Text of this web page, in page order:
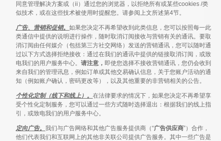
同意管理解决方案或（ii）通过您的浏览器，以拒绝所有或某些cookies /类
似技术，或在这些技术被使用时提醒您。请参阅上文所述第4节。
广告、营销和促销。 如果您决定不再希望收到此类信息，您可以按照每一此
类通信中提供的说明进行操作，随时取消订阅接收与营销有关的通讯。要取
消订阅由任何媒介（包括第三方社交网络）发送的营销通讯，您可以随时通
过以下方式选择拒绝接收：通过在我们的通讯中提供的链接取消订阅，或致
电我们的用户服务中心。 请注意， 即使您选择不接收营销通讯，您仍会收到
来自我们的管理讯息，例如订单或其他交易确认信息，关于您账户活动的通
知（例如账户确认，密码更改等），以及其他重要的非营销相关的公告。
个性化定制（线下和线上）。 在法律要求的情况下，如果您决定不再希望享
受个性化定制服务，您可以通过一些方式随时选择退出：根据我们的线上指
引，或致电我们的用户服务中心。
定向广告。 我们与广告网络和其他广告服务提供商（“广告供应商”）合作，
他们代表我们和互联网上的其他非关联公司提供广告服务。其中一些广告是